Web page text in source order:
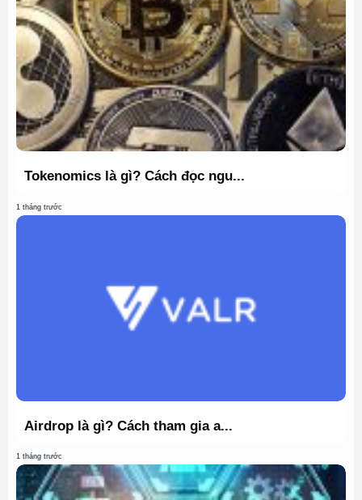
Tokenomics là gì? Cách đọc ngu...
1 tháng trước
Airdrop là gì? Cách tham gia a...
1 tháng trước